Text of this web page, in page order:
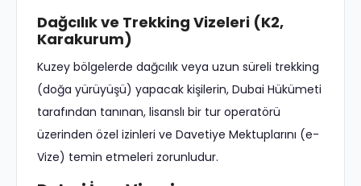
Dağcılık ve Trekking Vizeleri (K2,
Karakurum)
Kuzey bölgelerde dağcılık veya uzun süreli trekking
(doğa yürüyüşü) yapacak kişilerin, Dubai Hükümeti
tarafından tanınan, lisanslı bir tur operatörü
üzerinden özel izinleri ve Davetiye Mektuplarını (e-
Vize) temin etmeleri zorunludur.